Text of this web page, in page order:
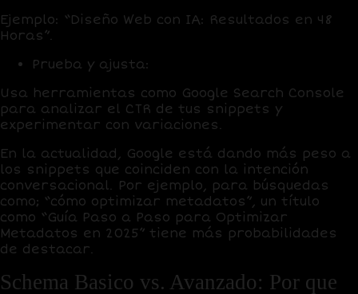
Ejemplo: “Diseño Web con IA: Resultados en 48
Horas”.
Prueba y ajusta:
Usa herramientas como Google Search Console
para analizar el CTR de tus snippets y
experimentar con variaciones.
En la actualidad, Google está dando más peso a
los snippets que coinciden con la intención
conversacional. Por ejemplo, para búsquedas
como; “cómo optimizar metadatos”, un título
como “Guía Paso a Paso para Optimizar
Metadatos en 2025” tiene más probabilidades
de destacar.
Schema Basico vs. Avanzado: Por que